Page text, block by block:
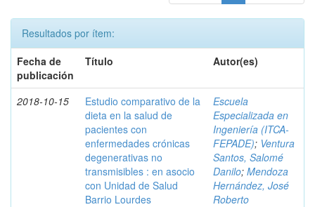
Resultados por ítem:
Fecha de
publicación
Título Autor(es)
2018-10-15
Estudio comparativo de la
dieta en la salud de
pacientes con
enfermedades crónicas
degenerativas no
transmisibles : en asocio
con Unidad de Salud
Barrio Lourdes
Escuela
Especializada en
Ingeniería (ITCA-
FEPADE); Ventura
Santos, Salomé
Danilo; Mendoza
Hernández, José
Roberto